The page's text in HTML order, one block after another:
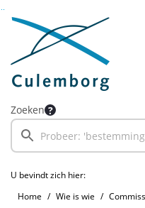
Ga naar de inhoud van deze pagina
Ga naar het zoeken
Ga naar het menu
Zoeken
U bevindt zich hier:
Home
Wie is wie